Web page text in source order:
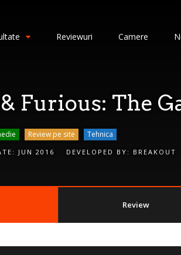
Reviewuri Camere
Furious: The
Review pe site Tehnica
JUN 2016 DEVELOPED BY: BREAKOUT
Review